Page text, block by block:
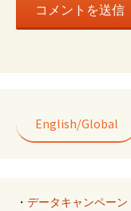
English/Global
・ データキャンペーン